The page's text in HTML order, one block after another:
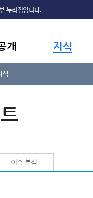
누리집입니다.
개 지식
식
이슈 분석